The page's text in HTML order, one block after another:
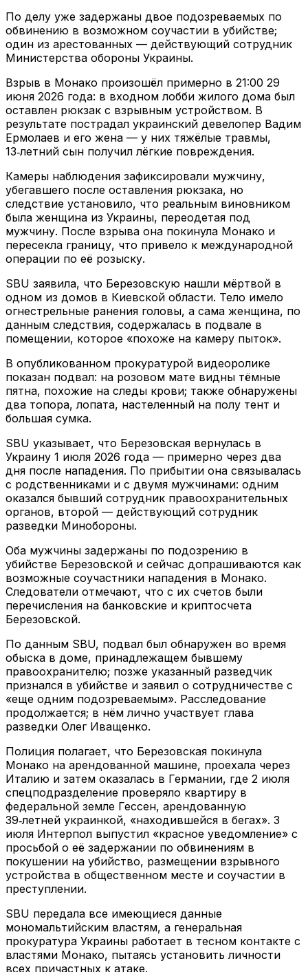
По делу уже задержаны двое подозреваемых по
обвинению в возможном соучастии в убийстве;
один из арестованных — действующий сотрудник
Министерства обороны Украины.
Взрыв в Монако произошёл примерно в 21:00 29
июня 2026 года: в входном лобби жилого дома был
оставлен рюкзак с взрывным устройством. В
результате пострадал украинский девелопер Вадим
Ермолаев и его жена — у них тяжёлые травмы,
13‑летний сын получил лёгкие повреждения.
Камеры наблюдения зафиксировали мужчину,
убегавшего после оставления рюкзака, но
следствие установило, что реальным виновником
была женщина из Украины, переодетая под
мужчину. После взрыва она покинула Монако и
пересекла границу, что привело к международной
операции по её розыску.
SBU заявила, что Березовскую нашли мёртвой в
одном из домов в Киевской области. Тело имело
огнестрельные ранения головы, а сама женщина, по
данным следствия, содержалась в подвале в
помещении, которое «похоже на камеру пыток».
В опубликованном прокуратурой видеоролике
показан подвал: на розовом мате видны тёмные
пятна, похожие на следы крови; также обнаружены
два топора, лопата, настеленный на полу тент и
большая сумка.
SBU указывает, что Березовская вернулась в
Украину 1 июля 2026 года — примерно через два
дня после нападения. По прибытии она связывалась
с родственниками и с двумя мужчинами: одним
оказался бывший сотрудник правоохранительных
органов, второй — действующий сотрудник
разведки Минобороны.
Оба мужчины задержаны по подозрению в
убийстве Березовской и сейчас допрашиваются как
возможные соучастники нападения в Монако.
Следователи отмечают, что с их счетов были
перечисления на банковские и криптосчета
Березовской.
По данным SBU, подвал был обнаружен во время
обыска в доме, принадлежащем бывшему
правоохранителю; позже указанный разведчик
признался в убийстве и заявил о сотрудничестве с
«еще одним подозреваемым». Расследование
продолжается; в нём лично участвует глава
разведки Олег Иващенко.
Полиция полагает, что Березовская покинула
Монако на арендованной машине, проехала через
Италию и затем оказалась в Германии, где 2 июля
спецподразделение проверяло квартиру в
федеральной земле Гессен, арендованную
39‑летней украинкой, «находившейся в бегах». 3
июля Интерпол выпустил «красное уведомление» с
просьбой о её задержании по обвинениям в
покушении на убийство, размещении взрывного
устройства в общественном месте и соучастии в
преступлении.
SBU передала все имеющиеся данные
мономальтийским властям, а генеральная
прокуратура Украины работает в тесном контакте с
властями Монако, пытаясь установить личности
всех причастных к атаке.